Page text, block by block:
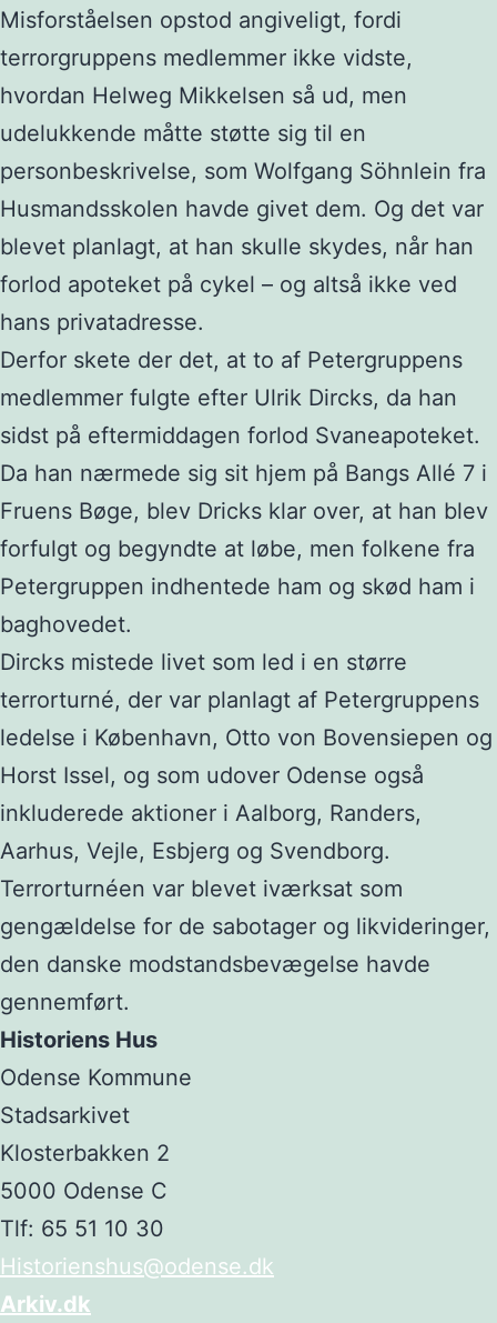
Misforståelsen opstod angiveligt, fordi
terrorgruppens medlemmer ikke vidste,
hvordan Helweg Mikkelsen så ud, men
udelukkende måtte støtte sig til en
personbeskrivelse, som Wolfgang Söhnlein fra
Husmandsskolen havde givet dem. Og det var
blevet planlagt, at han skulle skydes, når han
forlod apoteket på cykel – og altså ikke ved
hans privatadresse.
Derfor skete der det, at to af Petergruppens
medlemmer fulgte efter Ulrik Dircks, da han
sidst på eftermiddagen forlod Svaneapoteket.
Da han nærmede sig sit hjem på Bangs Allé 7 i
Fruens Bøge, blev Dricks klar over, at han blev
forfulgt og begyndte at løbe, men folkene fra
Petergruppen indhentede ham og skød ham i
baghovedet.
Dircks mistede livet som led i en større
terrorturné, der var planlagt af Petergruppens
ledelse i København, Otto von Bovensiepen og
Horst Issel, og som udover Odense også
inkluderede aktioner i Aalborg, Randers,
Aarhus, Vejle, Esbjerg og Svendborg.
Terrorturnéen var blevet iværksat som
gengældelse for de sabotager og likvideringer,
den danske modstandsbevægelse havde
gennemført.
Historiens Hus
Odense Kommune
Stadsarkivet
Klosterbakken 2
5000 Odense C
Tlf: 65 51 10 30
Historienshus@odense.dk
Arkiv.dk